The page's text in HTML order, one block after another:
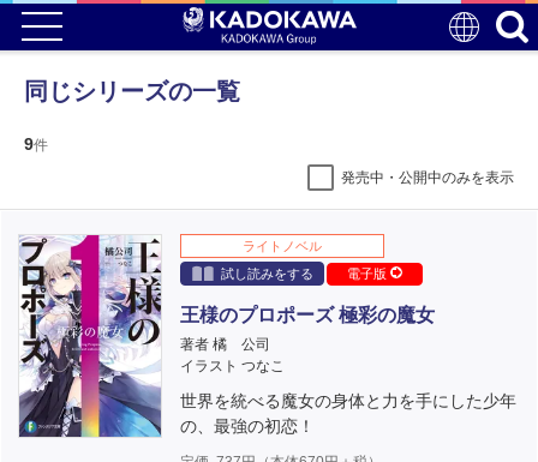
同じシリーズの一覧
9件
発売中・公開中のみを表示
ライトノベル
試し読みをする
電子版
王様のプロポーズ 極彩の魔女
著者 橘 公司
イラスト つなこ
世界を統べる魔女の身体と力を手にした少年
の、最強の初恋！